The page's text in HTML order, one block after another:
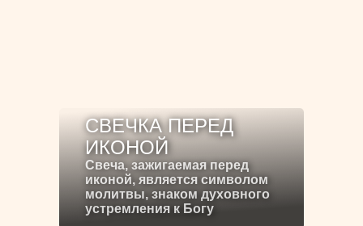
СВЕЧКА ПЕРЕД
ИКОНОЙ
Свеча, зажигаемая перед
иконой, является символом
молитвы, знаком духовного
устремления к Богу